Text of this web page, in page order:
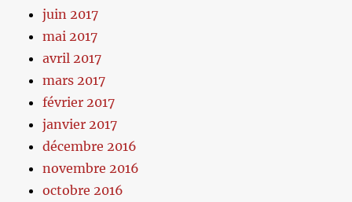
juin 2017
mai 2017
avril 2017
mars 2017
février 2017
janvier 2017
décembre 2016
novembre 2016
octobre 2016